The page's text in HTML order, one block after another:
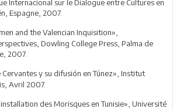
Internacional sur le Dialogue entre Cultures en
Espagne, 2007.
and the Valencian Inquisition»,
Dowling College Press, Palma de
2007.
Cervantes y su difusión en Túnez», Institut
Avril 2007.
des Morisques en Tunisie», Université